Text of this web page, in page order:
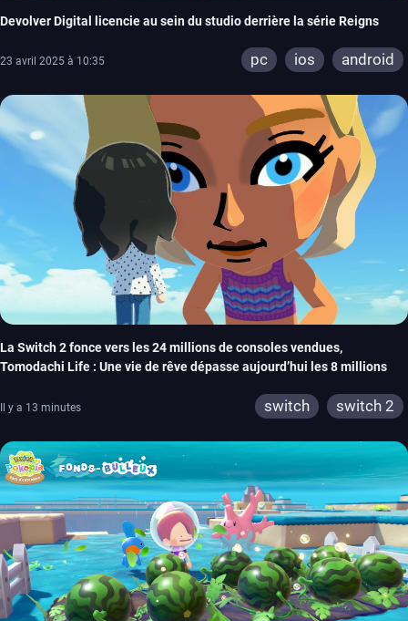
Devolver Digital licencie au sein du studio derrière la série Reigns
23 avril 2025 à 10:35 pc ios android
La Switch 2 fonce vers les 24 millions de consoles vendues,
Tomodachi Life : Une vie de rêve dépasse aujourd’hui les 8 millions
Il y a 13 minutes switch switch 2